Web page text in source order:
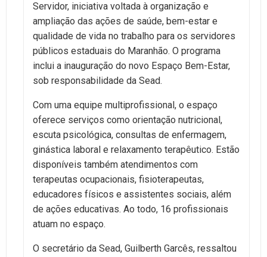
Servidor, iniciativa voltada à organização e
ampliação das ações de saúde, bem-estar e
qualidade de vida no trabalho para os servidores
públicos estaduais do Maranhão. O programa
inclui a inauguração do novo Espaço Bem-Estar,
sob responsabilidade da Sead.
Com uma equipe multiprofissional, o espaço
oferece serviços como orientação nutricional,
escuta psicológica, consultas de enfermagem,
ginástica laboral e relaxamento terapêutico. Estão
disponíveis também atendimentos com
terapeutas ocupacionais, fisioterapeutas,
educadores físicos e assistentes sociais, além
de ações educativas. Ao todo, 16 profissionais
atuam no espaço.
O secretário da Sead, Guilberth Garcês, ressaltou